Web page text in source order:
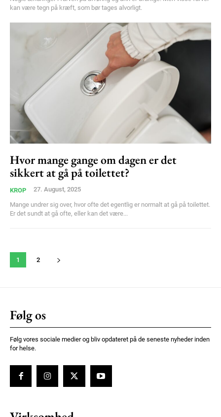
kan være tegn på kræft, som bør tages alvorligt.
Hvor mange gange om dagen er det
sikkert at gå på toilettet?
KROP 27. August, 2025
Mange undrer sig over, hvor ofte det egentlig er normalt at gå på toilettet.
Er det sundt at gå ofte, eller kan det være...
1 2
Følg os
Følg vores sociale medier og bliv opdateret på de seneste nyheder inden
for helse.